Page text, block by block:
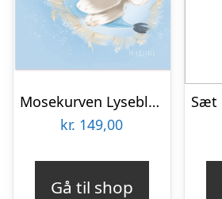
Mosekurven Lyseblå | 30x40cm
kr. 149,00
Gå til shop